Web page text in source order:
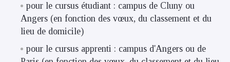
pour le cursus étudiant : campus de Cluny ou
Angers (en fonction des vœux, du classement et du
lieu de domicile)
pour le cursus apprenti : campus d'Angers ou de